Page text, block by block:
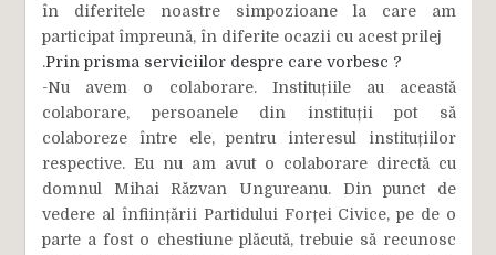
în diferitele noastre simpozioane la care am
participat împreună, în diferite ocazii cu acest prilej
.Prin prisma serviciilor despre care vorbesc ?
-Nu avem o colaborare. Instituțiile au această
colaborare, persoanele din instituții pot să
colaboreze între ele, pentru interesul instituțiilor
respective. Eu nu am avut o colaborare directă cu
domnul Mihai Răzvan Ungureanu. Din punct de
vedere al înființării Partidului Forței Civice, pe de o
parte a fost o chestiune plăcută, trebuie să recunosc